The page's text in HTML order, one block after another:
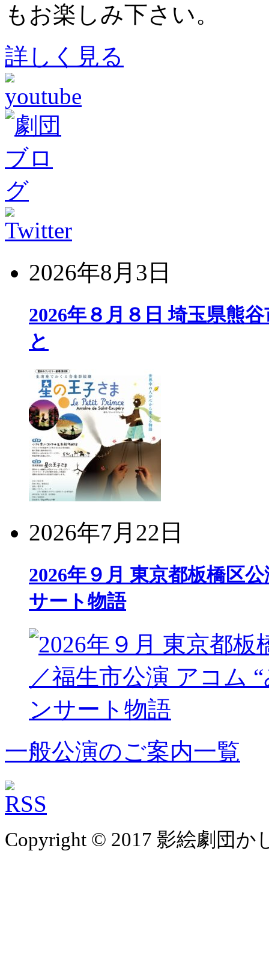
もお楽しみ下さい。
詳しく見る
2026年8月3日
2026年８月８日 埼玉県熊
と
2026年7月22日
2026年９月 東京都板橋区
サート物語
一般公演のご案内一覧
Copyright © 2017 影絵劇団か